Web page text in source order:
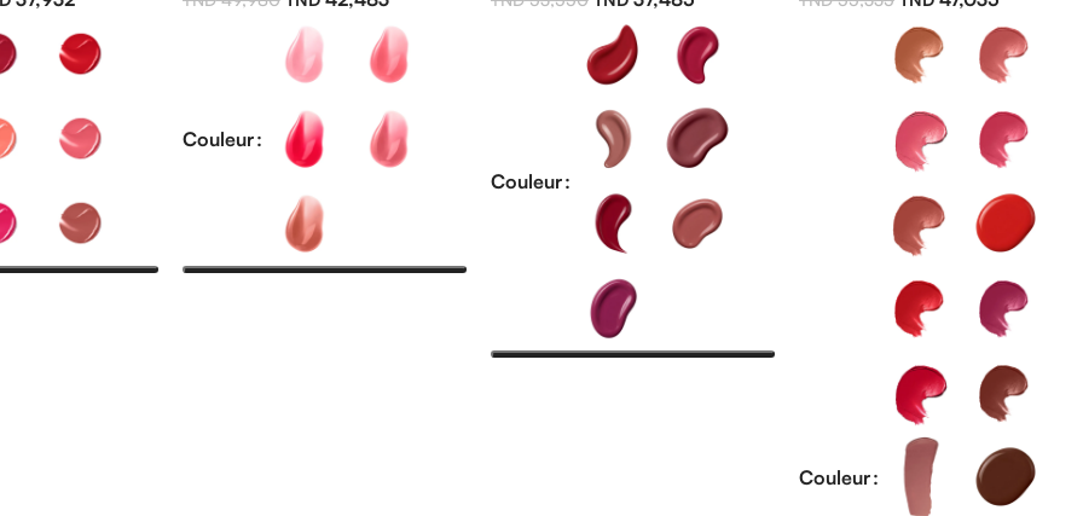
Couleur
Couleur
Couleur